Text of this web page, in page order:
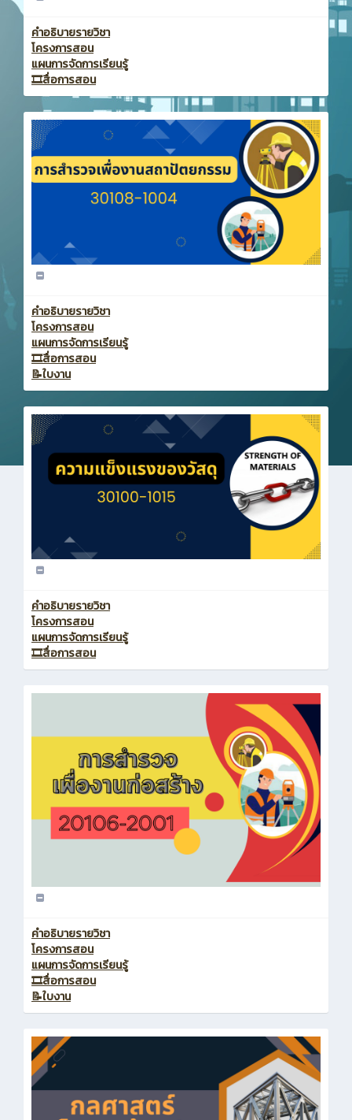
คำอธิบายรายวิชา
โครงการสอน
แผนการจัดการเรียนรู้
🎞️สื่อการสอน
คำอธิบายรายวิชา
โครงการสอน
แผนการจัดการเรียนรู้
🎞️สื่อการสอน
📝ใบงาน
คำอธิบายรายวิชา
โครงการสอน
แผนการจัดการเรียนรู้
🎞️สื่อการสอน
คำอธิบายรายวิชา
โครงการสอน
แผนการจัดการเรียนรู้
🎞️สื่อการสอน
📝ใบงาน